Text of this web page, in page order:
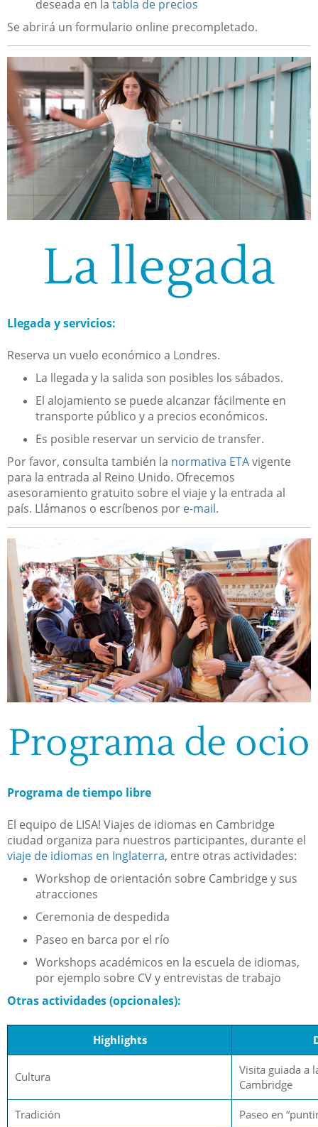
deseada en la tabla de precios
Se abrirá un formulario online precompletado.
La llegada
Llegada y servicios:
Reserva un vuelo económico a Londres.
La llegada y la salida son posibles los sábados.
El alojamiento se puede alcanzar fácilmente en
transporte público y a precios económicos.
Es posible reservar un servicio de transfer.
Por favor, consulta también la normativa ETAvigente
para la entrada al Reino Unido. Ofrecemos
asesoramiento gratuito sobre el viaje y la entrada al
país. Llámanos o escríbenos por e-mail.
Programa de ocio
Programa de tiempo libre
El equipo de LISA! Viajes de idiomas en Cambridge
ciudad organiza para nuestros participantes, durante el
viaje de idiomas en Inglaterra, entre otras actividades:
Workshop de orientación sobre Cambridge y sus
atracciones
Ceremonia de despedida
Paseo en barca por el río
Workshops académicos en la escuela de idiomas,
por ejemplo sobre CV y entrevistas de trabajo
Otras actividades (opcionales):
Highlights
Cultura
Visita guiada a
Cambridge
Tradición Paseo en